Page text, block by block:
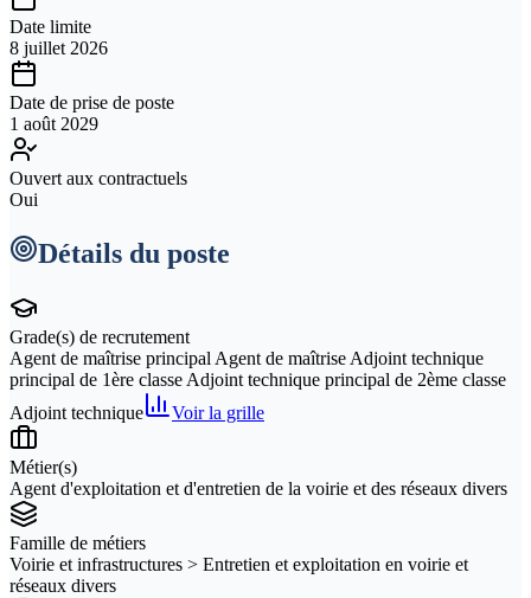
Date limite
8 juillet 2026
Date de prise de poste
1 août 2029
Ouvert aux contractuels
Oui
Détails du poste
Grade(s) de recrutement
Agent de maîtrise principal Agent de maîtrise Adjoint technique
principal de 1ère classe Adjoint technique principal de 2ème classe
Adjoint technique
Voir la grille
Métier(s)
Agent d'exploitation et d'entretien de la voirie et des réseaux divers
Famille de métiers
Voirie et infrastructures > Entretien et exploitation en voirie et
réseaux divers